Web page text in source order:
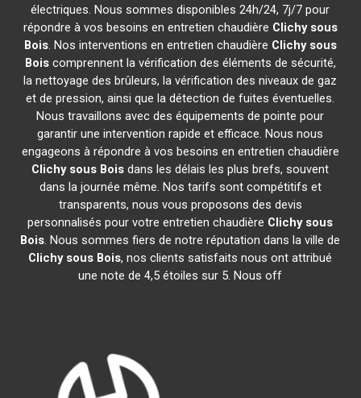
électriques. Nous sommes disponibles 24h/24, 7j/7 pour
répondre à vos besoins en entretien chaudière Clichy sous
Bois. Nos interventions en entretien chaudière Clichy sous
Boiscomprennent la vérification des éléments de sécurité,
la nettoyage des brûleurs, la vérification des niveaux de gaz
et de pression, ainsi que la détection de fuites éventuelles.
Nous travaillons avec des équipements de pointe pour
garantir une intervention rapide et efficace. Nous nous
engageons à répondre à vos besoins en entretien chaudière
Clichy sous Bois dans les délais les plus brefs, souvent
dans la journée même. Nos tarifs sont compétitifs et
transparents, nous vous proposons des devis
personnalisés pour votre entretien chaudière Clichy sous
Bois. Nous sommes fiers de notre réputation dans la ville de
Clichy sous Bois, nos clients satisfaits nous ont attribué
une note de 4,5 étoiles sur 5. Nous off